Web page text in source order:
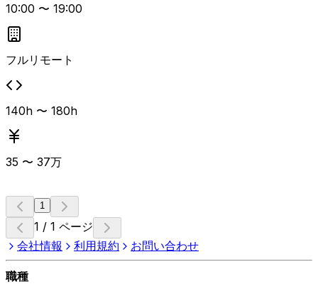
10:00 〜 19:00
フルリモート
140h 〜 180h
35 〜 37万
1
1 / 1 ページ
会社情報
利用規約 お問い合わせ
職種